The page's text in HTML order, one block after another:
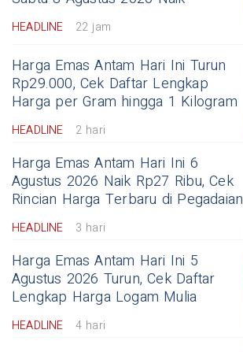
HEADLINE 22 jam
Harga Emas Antam Hari Ini Turun
Rp29.000, Cek Daftar Lengkap
Harga per Gram hingga 1 Kilogram
HEADLINE 2 hari
Harga Emas Antam Hari Ini 6
Agustus 2026 Naik Rp27 Ribu, Cek
Rincian Harga Terbaru di Pegadaian
HEADLINE 3 hari
Harga Emas Antam Hari Ini 5
Agustus 2026 Turun, Cek Daftar
Lengkap Harga Logam Mulia
HEADLINE 4 hari